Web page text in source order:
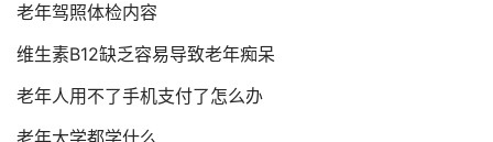
老年驾照体检内容
维生素B12缺乏容易导致老年痴呆
老年人用不了手机支付了怎么办
老年大学都学什么